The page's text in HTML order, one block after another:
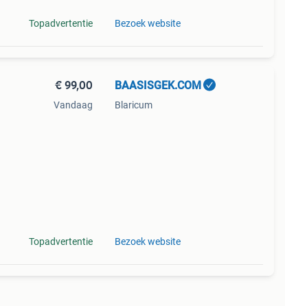
Topadvertentie Bezoek website
€ 99,00
Vandaag
Topadvertentie
BAASISGEK.COM
Blaricum
Bezoek website